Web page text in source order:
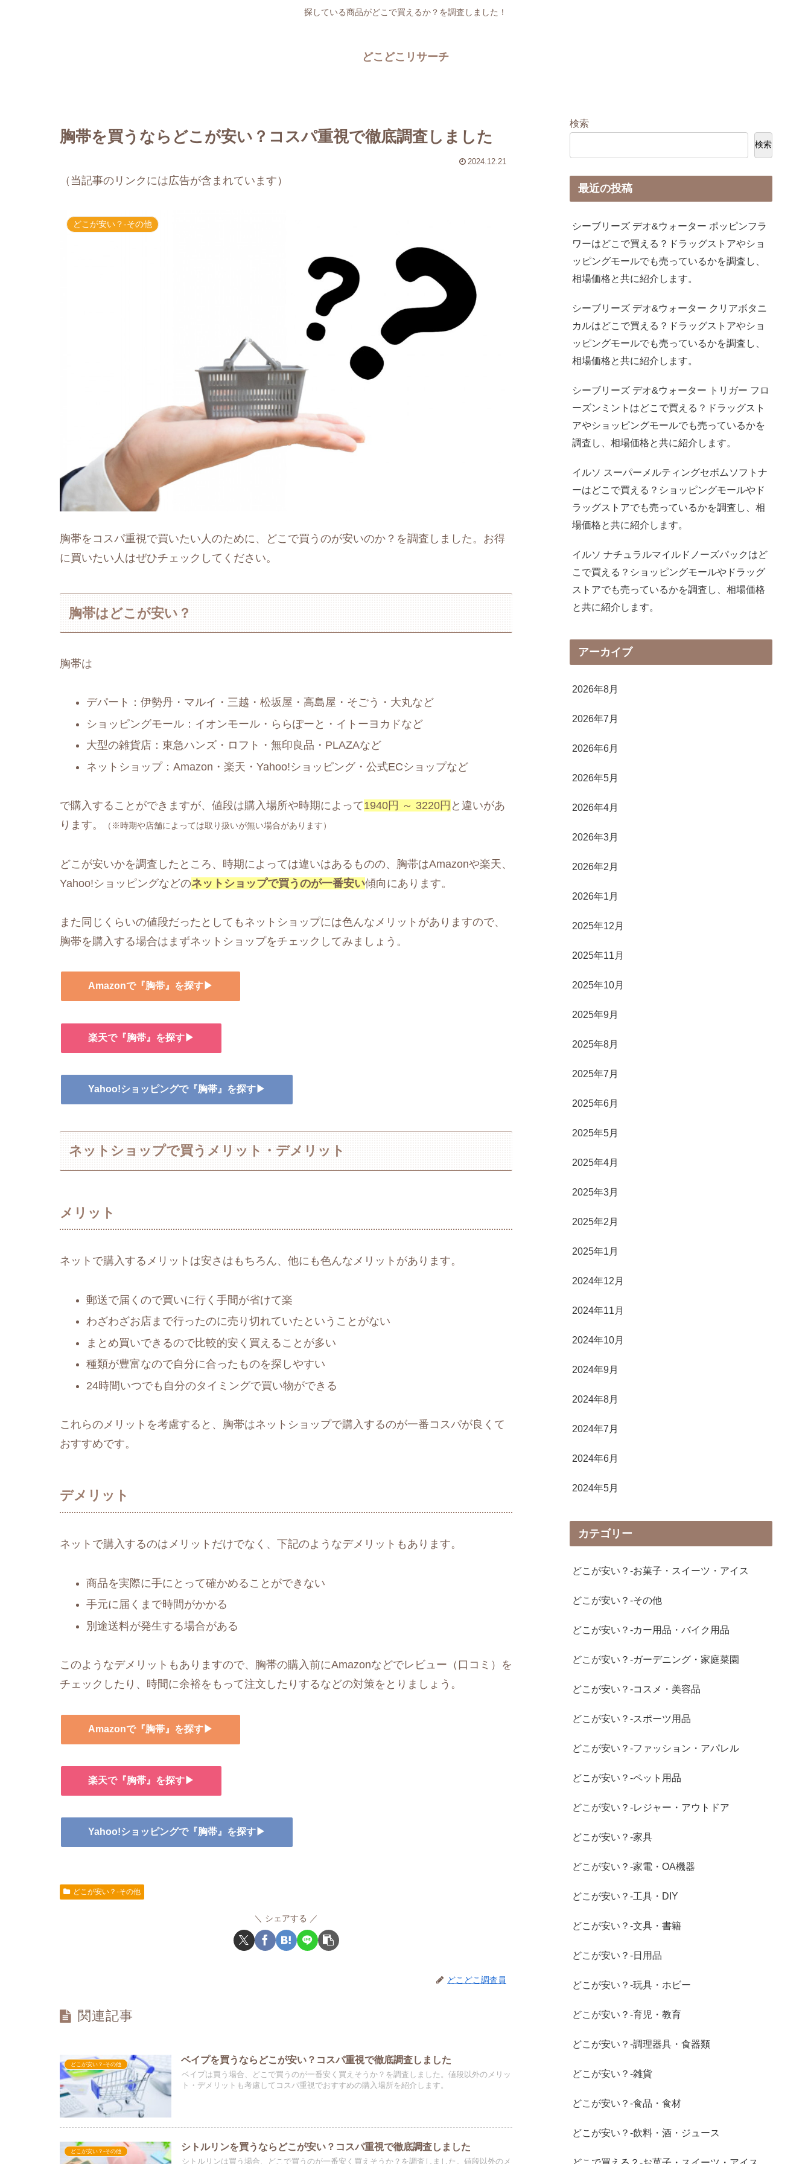
探している商品がどこで買えるか？を調査しました！
どこどこリサーチ
胸帯を買うならどこが安い？コスパ重視で徹底調査しました
2024.12.21
（当記事のリンクには広告が含まれています）
どこが安い？-その他
胸帯をコスパ重視で買いたい人のために、どこで買うのが安いのか？を調査しました。お得
に買いたい人はぜひチェックしてください。
胸帯はどこが安い？
胸帯は
デパート：伊勢丹・マルイ・三越・松坂屋・高島屋・そごう・大丸など
ショッピングモール：イオンモール・ららぽーと・イトーヨカドなど
大型の雑貨店：東急ハンズ・ロフト・無印良品・PLAZAなど
ネットショップ：Amazon・楽天・Yahoo!ショッピング・公式ECショップなど
で購入することができますが、値段は購入場所や時期によって1940円 ～ 3220円 と違いがあ
ります。
（※時期や店舗によっては取り扱いが無い場合があります）
どこが安いかを調査したところ、時期によっては違いはあるものの、胸帯はAmazonや楽天、
Yahoo!ショッピングなどのネットショップで買うのが一番安い傾向にあります。
また同じくらいの値段だったとしてもネットショップには色んなメリットがありますので、
胸帯を購入する場合はまずネットショップをチェックしてみましょう。
Amazonで『胸帯』を探す▶
楽天で『胸帯』を探す▶
Yahoo!ショッピングで『胸帯』を探す▶
ネットショップで買うメリット・デメリット
メリット
ネットで購入するメリットは安さはもちろん、他にも色んなメリットがあります。
郵送で届くので買いに行く手間が省けて楽
わざわざお店まで行ったのに売り切れていたということがない
まとめ買いできるので比較的安く買えることが多い
種類が豊富なので自分に合ったものを探しやすい
24時間いつでも自分のタイミングで買い物ができる
これらのメリットを考慮すると、胸帯はネットショップで購入するのが一番コスパが良くて
おすすめです。
デメリット
ネットで購入するのはメリットだけでなく、下記のようなデメリットもあります。
商品を実際に手にとって確かめることができない
手元に届くまで時間がかかる
別途送料が発生する場合がある
このようなデメリットもありますので、胸帯の購入前にAmazonなどでレビュー（口コミ）を
チェックしたり、時間に余裕をもって注文したりするなどの対策をとりましょう。
Amazonで『胸帯』を探す▶
楽天で『胸帯』を探す▶
Yahoo!ショッピングで『胸帯』を探す▶
どこが安い？-その他
シェアする
どこどこ調査員
関連記事
どこが安い？-その他 ベイプを買うならどこが安い？コスパ重視で徹底調査しました
ベイプは買う場合、どこで買うのが一番安く買えそうか？を調査しました。値段以外のメリッ
ト・デメリットも考慮してコスパ重視でおすすめの購入場所を紹介します。
どこが安い？-その他 シトルリンを買うならどこが安い？コスパ重視で徹底調査しました
シトルリンは買う場合、どこで買うのが一番安く買えそうか？を調査しました。値段以外のメ
検索
検索
最近の投稿
シーブリーズ デオ&ウォーター ポッピンフラ
ワーはどこで買える？ドラッグストアやショ
ッピングモールでも売っているかを調査し、
相場価格と共に紹介します。
シーブリーズ デオ&ウォーター クリアボタニ
カルはどこで買える？ドラッグストアやショ
ッピングモールでも売っているかを調査し、
相場価格と共に紹介します。
シーブリーズ デオ&ウォーター トリガー フロ
ーズンミントはどこで買える？ドラッグスト
アやショッピングモールでも売っているかを
調査し、相場価格と共に紹介します。
イルソ スーパーメルティングセボムソフトナ
ーはどこで買える？ショッピングモールやド
ラッグストアでも売っているかを調査し、相
場価格と共に紹介します。
イルソ ナチュラルマイルドノーズパックはど
こで買える？ショッピングモールやドラッグ
ストアでも売っているかを調査し、相場価格
と共に紹介します。
アーカイブ
2026年8月
2026年7月
2026年6月
2026年5月
2026年4月
2026年3月
2026年2月
2026年1月
2025年12月
2025年11月
2025年10月
2025年9月
2025年8月
2025年7月
2025年6月
2025年5月
2025年4月
2025年3月
2025年2月
2025年1月
2024年12月
2024年11月
2024年10月
2024年9月
2024年8月
2024年7月
2024年6月
2024年5月
カテゴリー
どこが安い？-お菓子・スイーツ・アイス
どこが安い？-その他
どこが安い？-カー用品・バイク用品
どこが安い？-ガーデニング・家庭菜園
どこが安い？-コスメ・美容品
どこが安い？-スポーツ用品
どこが安い？-ファッション・アパレル
どこが安い？-ペット用品
どこが安い？-レジャー・アウトドア
どこが安い？-家具
どこが安い？-家電・OA機器
どこが安い？-工具・DIY
どこが安い？-文具・書籍
どこが安い？-日用品
どこが安い？-玩具・ホビー
どこが安い？-育児・教育
どこが安い？-調理器具・食器類
どこが安い？-雑貨
どこが安い？-食品・食材
どこが安い？-飲料・酒・ジュース